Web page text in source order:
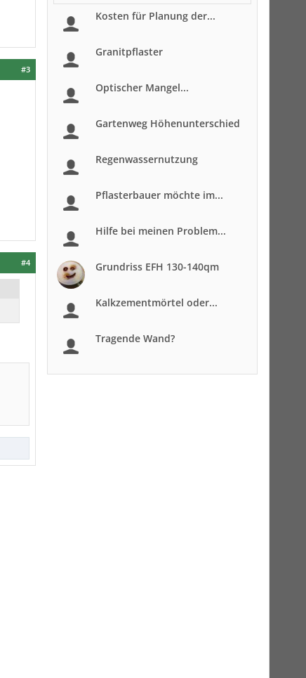
#3
#4
Kosten für Planung der...
Granitpflaster
Optischer Mangel...
Gartenweg Höhenunterschied
Regenwassernutzung
Pflasterbauer möchte im...
Hilfe bei meinen Problem...
Grundriss EFH 130-140qm
Kalkzementmörtel oder...
Tragende Wand?